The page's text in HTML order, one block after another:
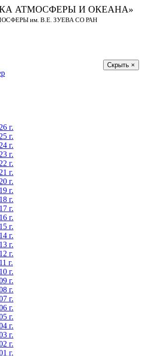
АТМОСФЕРЫ И ОКЕАНА»
им. В.Е. ЗУЕВА СО РАН
Скрыть ×
г.
г.
г.
г.
г.
г.
г.
г.
г.
г.
г.
г.
г.
г.
г.
г.
г.
г.
г.
г.
г.
г.
г.
г.
г.
г.